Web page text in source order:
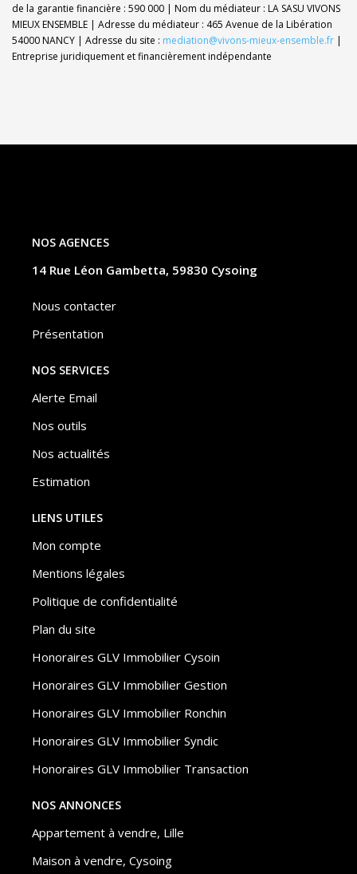
de la garantie financière : 590 000 | Nom du médiateur : LA SASU VIVONS
MIEUX ENSEMBLE | Adresse du médiateur : 465 Avenue de la Libération
54000 NANCY | Adresse du site : mediation@vivons-mieux-ensemble.fr |
Entreprise juridiquement et financièrement indépendante
NOS AGENCES
14 Rue Léon Gambetta, 59830 Cysoing
Nous contacter
Présentation
NOS SERVICES
Alerte Email
Nos outils
Nos actualités
Estimation
LIENS UTILES
Mon compte
Mentions légales
Politique de confidentialité
Plan du site
Honoraires GLV Immobilier Cysoin
Honoraires GLV Immobilier Gestion
Honoraires GLV Immobilier Ronchin
Honoraires GLV Immobilier Syndic
Honoraires GLV Immobilier Transaction
NOS ANNONCES
Appartement à vendre, Lille
Maison à vendre, Cysoing